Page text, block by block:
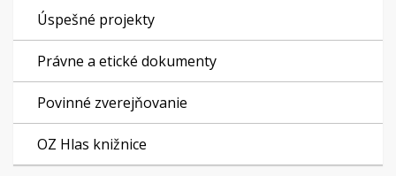
Úspešné projekty
Právne a etické dokumenty
Povinné zverejňovanie
OZ Hlas knižnice